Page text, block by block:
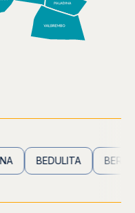
BEDULITA